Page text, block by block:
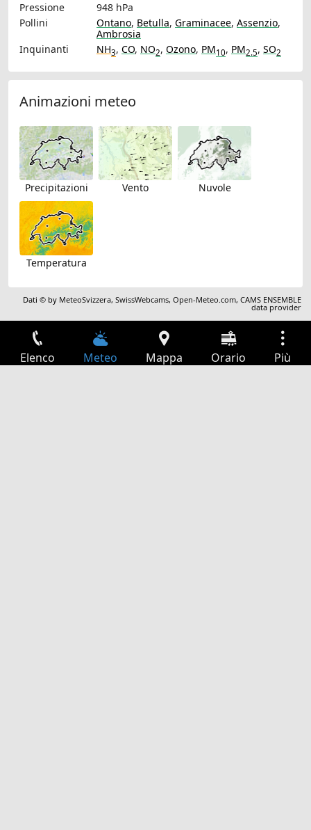
Pressione
948 hPa
Pollini
Ontano, Betulla, Graminacee, Assenzio,
Ambrosia
Inquinanti
NH3, CO, NO2, Ozono, PM10, PM2.5, SO2
Animazioni meteo
Precipitazioni Vento Nuvole
Temperatura
Dati © by MeteoSvizzera,SwissWebcams,Open-Meteo.com,CAMS ENSEMBLE
data provider
Elenco Meteo Mappa Orario Più